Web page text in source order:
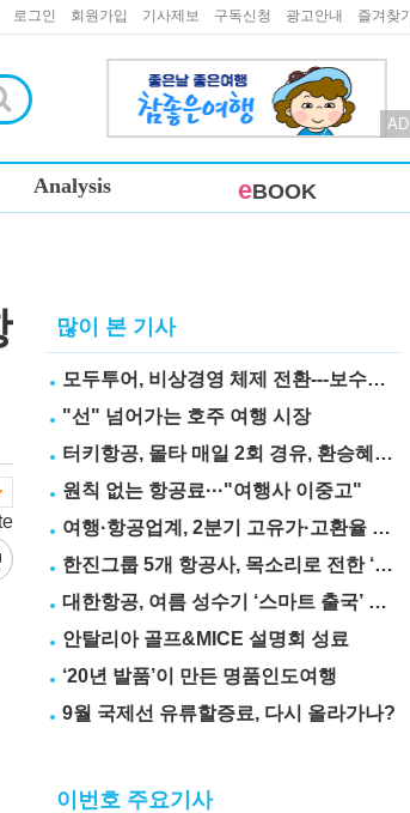
로그인 회원가입 기사제보 구독신청 광고안내 즐겨찾기
AD
Analysis eBOOK
많이 본 기사
모두투어, 비상경영 체제 전환---보수도 삭감
"선" 넘어가는 호주 여행 시장
터키항공, 몰타 매일 2회 경유, 환승혜택 눈길
원칙 없는 항공료···"여행사 이중고"
여행·항공업계, 2분기 고유가·고환율 직격탄
한진그룹 5개 항공사, 목소리로 전한 ‘재능기부’
대한항공, 여름 성수기 ‘스마트 출국’ 꿀팁 3가지 공개
안탈리아 골프&MICE 설명회 성료
‘20년 발품’이 만든 명품인도여행
9월 국제선 유류할증료, 다시 올라가나?
이번호 주요기사